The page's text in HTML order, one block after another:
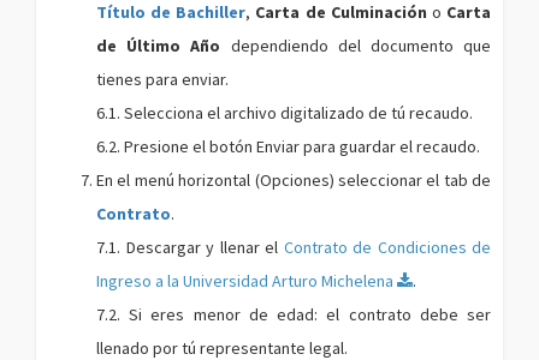
Título de Bachiller, Carta de Culminación o Carta
de Último Año dependiendo del documento que
tienes para enviar.
6.1. Selecciona el archivo digitalizado de tú recaudo.
6.2. Presione el botón Enviar para guardar el recaudo.
En el menú horizontal (Opciones) seleccionar el tab de
Contrato.
7.1. Descargar y llenar el Contrato de Condiciones de
Ingreso a la Universidad Arturo Michelena
.
7.2. Si eres menor de edad: el contrato debe ser
llenado por tú representante legal.